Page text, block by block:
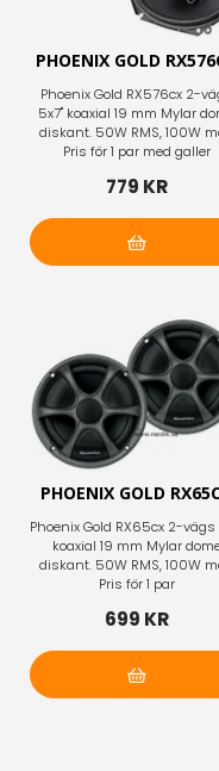
PHOENIX GOLD
Phoenix Gold RX576cx 2-
5x7" koaxial 19 mm Mylar
diskant. 50W RMS, 100W
Pris för 1 par med galler
779 KR
PHOENIX GOLD
Phoenix Gold RX65cx 2-vägs
koaxial 19 mm Mylar
diskant. 50W RMS, 100W
Pris för 1 par
699 KR